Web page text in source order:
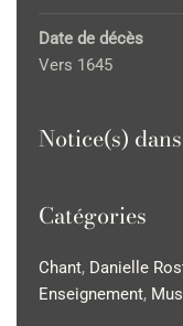
Date de décès
Vers 1645
Notice(s)
Catégories
Chant, Danielle
Enseignement,